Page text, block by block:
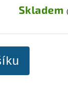
Skladem